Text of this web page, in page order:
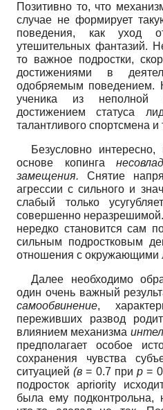
Позитивно то, что
случае не формирует
поведения, как уход
утешительных фантазий.
то важное подростки,
достижениями в
одобряемым поведением.
ученика из неполной
достижением статуса
талантливого спортсмена и
Безусловно
основе копинга
замещения. Снятие
агрессии с сильного и
слабый только
совершенно
нередко становится сам
сильным подростковым
отношения с окружающими
Далее необходимо
один очень важный
самообвинение,
переживших развод
влиянием механизма
предполагает особое
сохранения чувства
ситуацией(в = 0.7 прир =
подросток apriority
была ему подконтрольна,